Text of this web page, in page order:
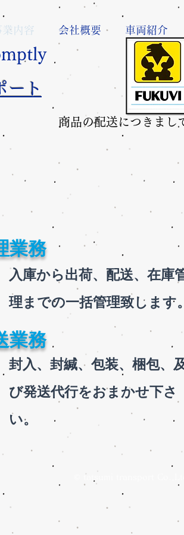
業内容 会社概要 車両紹介
ート
商品の配送につきまし
業務
入庫から出荷、配送、在庫
理までの一括管理致します。
業務
封入、封緘、包装、梱包、
び発送代行をおまかせ下さ
い。